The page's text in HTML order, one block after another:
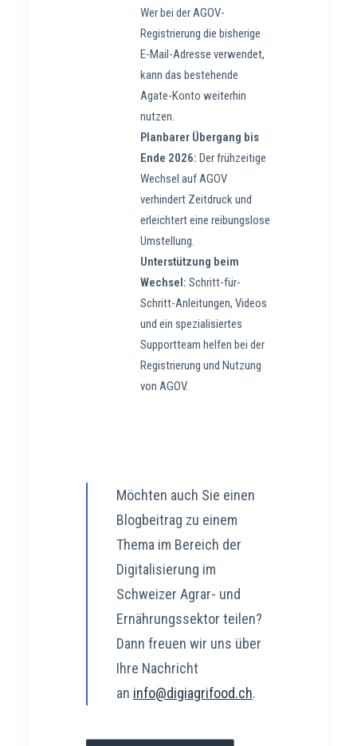
Wer bei der AGOV-
Registrierung die bisherige
E-Mail-Adresse verwendet,
kann das bestehende
Agate-Konto weiterhin
nutzen.
Planbarer Übergang bis
Ende 2026: Der frühzeitige
Wechsel auf AGOV
verhindert Zeitdruck und
erleichtert eine reibungslose
Umstellung.
Unterstützung beim
Wechsel: Schritt-für-
Schritt-Anleitungen, Videos
und ein spezialisiertes
Supportteam helfen bei der
Registrierung und Nutzung
von AGOV.
Möchten auch Sie einen
Blogbeitrag zu einem
Thema im Bereich der
Digitalisierung im
Schweizer Agrar- und
Ernährungssektor teilen?
Dann freuen wir uns über
Ihre Nachricht
an info@digiagrifood.ch.